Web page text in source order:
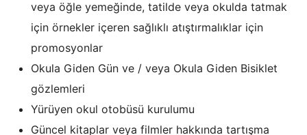
veya öğle yemeğinde, tatilde veya okulda tatmak
için örnekler içeren sağlıklı atıştırmalıklar için
promosyonlar
Okula Giden Gün ve / veya Okula Giden Bisiklet
gözlemleri
Yürüyen okul otobüsü kurulumu
Güncel kitaplar veya filmler hakkında tartışma